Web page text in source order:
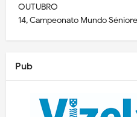
OUTUBRO
14, Campeonato Mundo
Pub